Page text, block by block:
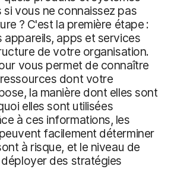
vous ne connaissez pas
? C'est la première étape :
appareils, apps et services
de votre organisation.
vous permet de connaître
dont votre
la manière dont elles sont
elles sont utilisées
à ces informations, les
facilement déterminer
à risque, et le niveau de
des stratégies